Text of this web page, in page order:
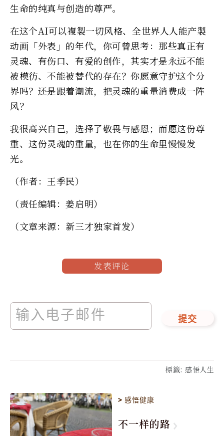
生命的纯真与创造的尊严。
在这个AI可以複製一切风格、全世界人人能产製
动画「外表」的年代，你可曾思考：那些真正有
灵魂、有伤口、有爱的创作，其实才是永远不能
被模彷、不能被替代的存在？你愿意守护这个分
界吗？还是跟着潮流，把灵魂的重量消费成一阵
风？
我很高兴自己，选择了敬畏与感恩；而愿这份尊
重、这份灵魂的重量，也在你的生命里慢慢发
光。
（作者：王季民）
（责任编辑：姜启明）
（文章来源：新三才独家首发）
发表评论
提交
標籤: 感悟人生
>感悟健康
不一样的路